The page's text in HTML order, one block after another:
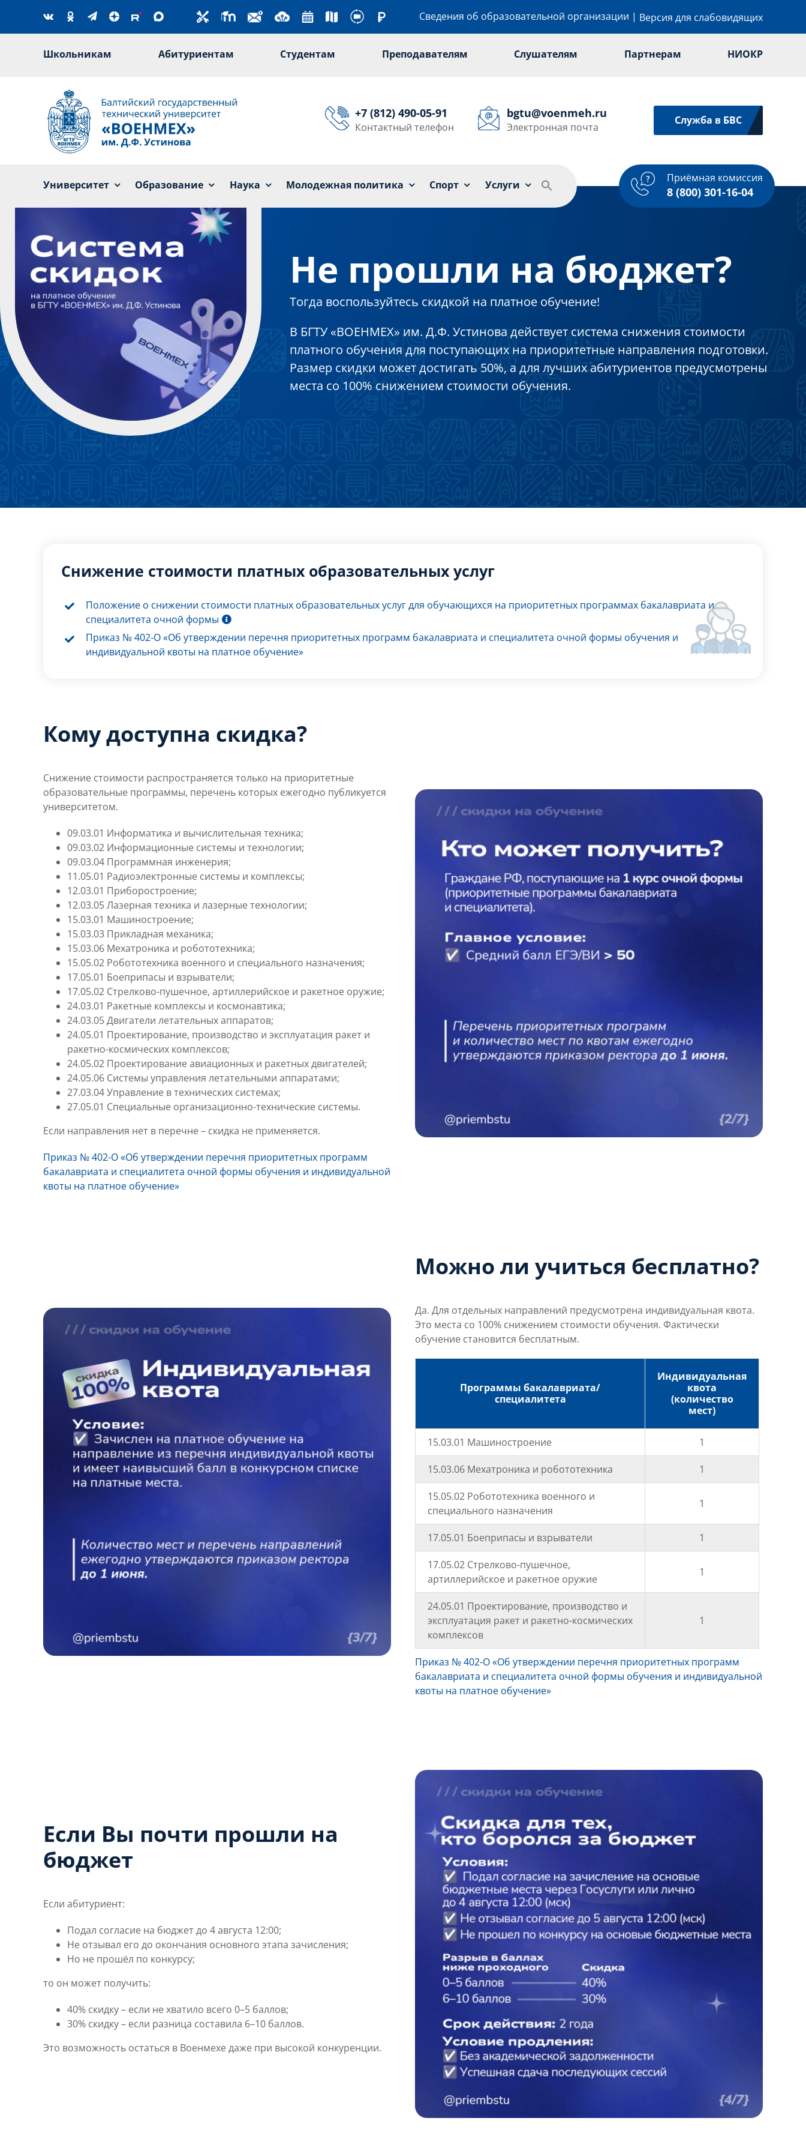
content
Сведения об образовательной организации | Версия для слабовидящих
Школьникам Абитуриентам Студентам Преподавателям Слушателям Партнерам НИОКР
+7 (812) 490-05-91
Контактный телефон
bgtu@voenmeh.ru
Электронная почта
Служба в БВС
Университет Образование Наука Молодежная политика Спорт Услуги
Приёмная комиссия
8 (800) 301-16-04
Университет Образование Наука Молодежная политика Спорт Услуги
Не прошли на бюджет?
Тогда воспользуйтесь скидкой на платное обучение!
В БГТУ «ВОЕНМЕХ» им. Д.Ф. Устинова действует система снижения стоимости
платного обучения для поступающих на приоритетные направления подготовки.
Размер скидки может достигать 50%, а для лучших абитуриентов предусмотрены
места со 100% снижением стоимости обучения.
Снижение стоимости платных образовательных услуг
Положение о снижении стоимости платных образовательных услуг для обучающихся на приоритетных программах бакалавриата и
специалитета очной формы
Приказ № 402-О «Об утверждении перечня приоритетных программ бакалавриата и специалитета очной формы обучения и
индивидуальной квоты на платное обучение»
Кому доступна скидка?
Снижение стоимости распространяется только на приоритетные
образовательные программы, перечень которых ежегодно публикуется
университетом.
09.03.01 Информатика и вычислительная техника;
09.03.02 Информационные системы и технологии;
09.03.04 Программная инженерия;
11.05.01 Радиоэлектронные системы и комплексы;
12.03.01 Приборостроение;
12.03.05 Лазерная техника и лазерные технологии;
15.03.01 Машиностроение;
15.03.03 Прикладная механика;
15.03.06 Мехатроника и робототехника;
15.05.02 Робототехника военного и специального назначения;
17.05.01 Боеприпасы и взрыватели;
17.05.02 Стрелково-пушечное, артиллерийское и ракетное оружие;
24.03.01 Ракетные комплексы и космонавтика;
24.03.05 Двигатели летательных аппаратов;
24.05.01 Проектирование, производство и эксплуатация ракет и
ракетно-космических комплексов;
24.05.02 Проектирование авиационных и ракетных двигателей;
24.05.06 Системы управления летательными аппаратами;
27.03.04 Управление в технических системах;
27.05.01 Специальные организационно-технические системы.
Если направления нет в перечне – скидка не применяется.
Приказ № 402-О «Об утверждении перечня приоритетных программ
бакалавриата и специалитета очной формы обучения и индивидуальной
квоты на платное обучение»
Можно ли учиться бесплатно?
Да. Для отдельных направлений предусмотрена индивидуальная квота.
Это места со 100% снижением стоимости обучения. Фактически
обучение становится бесплатным.
Программы бакалавриата/
специалитета
Индивидуальная
квота
(количество
мест)
15.03.01 Машиностроение 1
15.03.06 Мехатроника и робототехника 1
15.05.02 Робототехника военного и
специального назначения
1
17.05.01 Боеприпасы и взрыватели 1
17.05.02 Стрелково-пушечное,
артиллерийское и ракетное оружие
1
24.05.01 Проектирование, производство и
эксплуатация ракет и ракетно-космических
комплексов
1
Приказ № 402-О «Об утверждении перечня приоритетных программ
бакалавриата и специалитета очной формы обучения и индивидуальной
квоты на платное обучение»
Если Вы почти прошли на
бюджет
Если абитуриент:
Подал согласие на бюджет до 4 августа 12:00;
Не отзывал его до окончания основного этапа зачисления;
Но не прошёл по конкурсу;
то он может получить:
40% скидку – если не хватило всего 0–5 баллов;
30% скидку – если разница составила 6–10 баллов.
Это возможность остаться в Военмехе даже при высокой конкуренции.